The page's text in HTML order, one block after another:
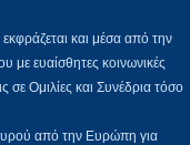
και μέσα από την
με ευαίσθητες κοινωνικές
σε Ομιλίες και Συνέδρια τόσο
από την Ευρώπη για